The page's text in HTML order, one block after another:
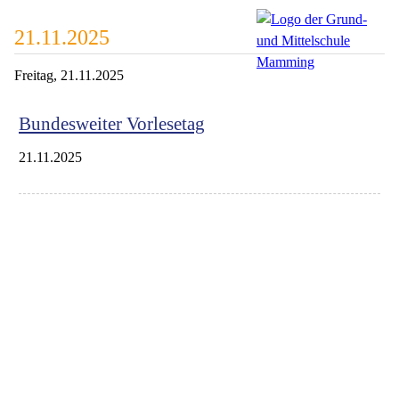
21.11.2025
Freitag, 21.11.2025
Bundesweiter Vorlesetag
21.11.2025